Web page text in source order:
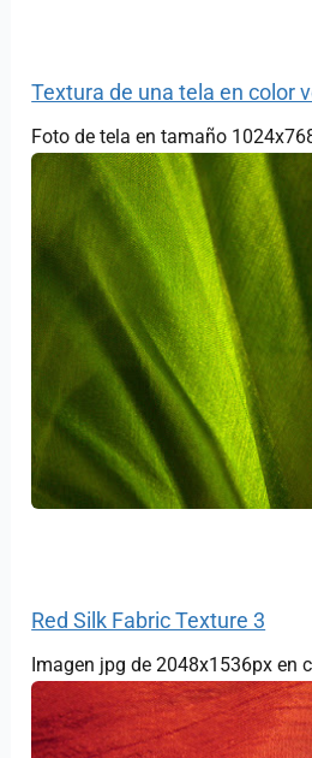
Textura de una tela en color
Foto de tela en tamaño
Red Silk Fabric Texture 3
Imagen jpg de 2048x1536px en